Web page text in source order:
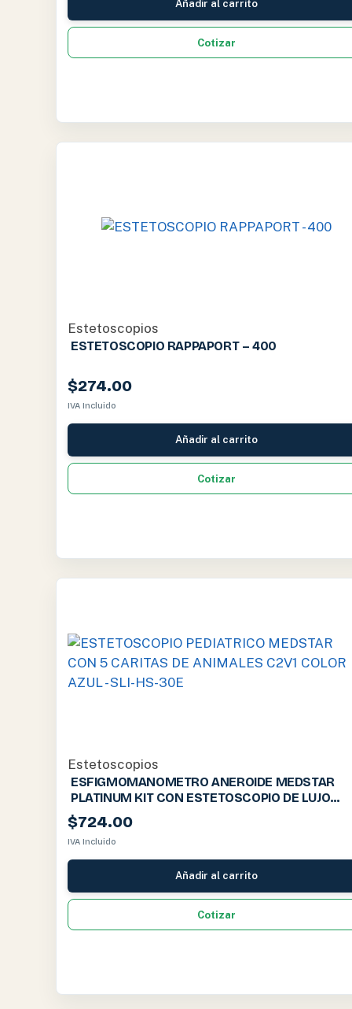
Añadir al carrito
Cotizar
Estetoscopios
ESTETOSCOPIO RAPPAPORT – 400
$274.00
IVA Incluido
Añadir al carrito
Cotizar
Estetoscopios
ESFIGMOMANOMETRO ANEROIDE MEDSTAR
PLATINUM KIT CON ESTETOSCOPIO DE LUJO
C6V1 COLOR N – SLI-HS-50E NEGRO
$724.00
IVA Incluido
Añadir al carrito
Cotizar